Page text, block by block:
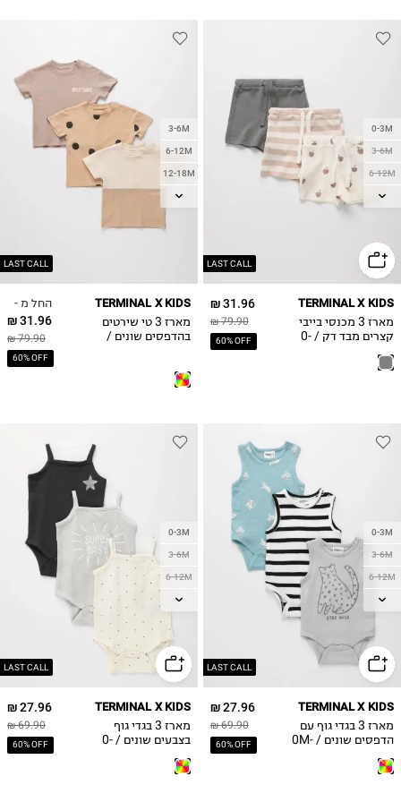
LAST CALL
0-3M
3-6M
6-12M
12-18M
2Y
31.96 ₪
79.90 ₪
60% OFF
TERMINAL X KIDS
מארז 3 מכנסי בייבי
קצרים מבד דק / 0-
LAST CALL
3-6M
6-12M
12-18M
18-24M
5Y
6Y
החל מ -
31.96 ₪
79.90 ₪
60% OFF
TERMINAL X KIDS
מארז 3 טי שירטים
בהדפסים שונים /
LAST CALL
0-3M
3-6M
6-12M
12-18M
2Y
27.96 ₪
69.90 ₪
60% OFF
TERMINAL X KIDS
מארז 3 בגדי גוף עם
הדפסים שונים / 0M-
LAST CALL
0-3M
3-6M
6-12M
12-18M
2Y
27.96 ₪
69.90 ₪
60% OFF
TERMINAL X KIDS
מארז 3 בגדי גוף
בצבעים שונים / 0-